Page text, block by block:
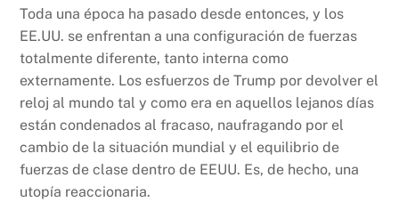
Toda una época ha pasado desde entonces, y los
EE.UU. se enfrentan a una configuración de fuerzas
totalmente diferente, tanto interna como
externamente. Los esfuerzos de Trump por devolver el
reloj al mundo tal y como era en aquellos lejanos días
están condenados al fracaso, naufragando por el
cambio de la situación mundial y el equilibrio de
fuerzas de clase dentro de EEUU. Es, de hecho, una
utopía reaccionaria.